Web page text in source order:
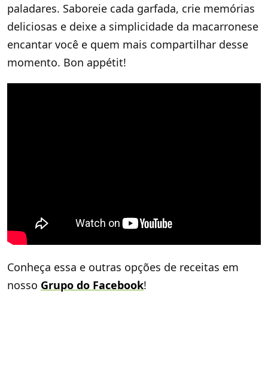
paladares. Saboreie cada garfada, crie memórias
deliciosas e deixe a simplicidade da macarronese
encantar você e quem mais compartilhar desse
momento. Bon appétit!
Conheça essa e outras opções de receitas em
nosso Grupo do Facebook!